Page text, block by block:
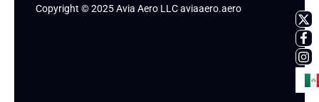
Copyright © 2025 Avia Aero LLC aviaaero.aero